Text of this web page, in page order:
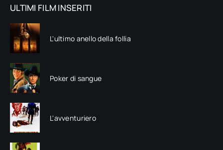
ULTIMI FILM INSERITI
L'ultimo anello della follia
Poker di sangue
L'avventuriero